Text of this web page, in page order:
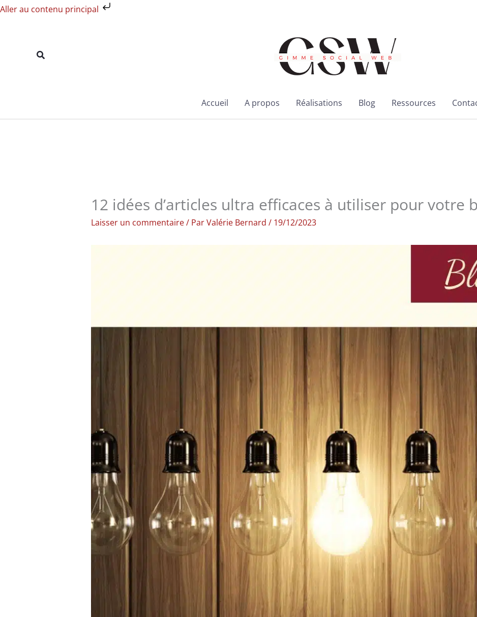
Aller au contenu principal
Aller
Rechercher
Accueil A propos Réalisations Blog Ressources
12 idées d’articles ultra efficaces à utiliser pour votre
Laisser un commentaire/ ParValérie Bernard / 19/12/2023